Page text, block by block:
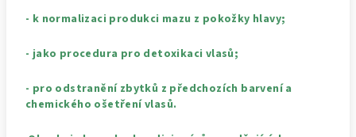
- k normalizaci produkci mazu z pokožky hlavy;
- jako procedura pro detoxikaci vlasů;
- pro odstranění zbytků z předchozích barvení a
chemického ošetření vlasů.